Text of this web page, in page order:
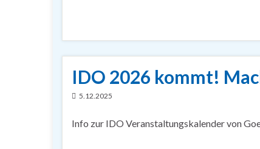
IDO 2026 kommt!
5.12.2025
Info zur IDO Veranstaltungskalender von